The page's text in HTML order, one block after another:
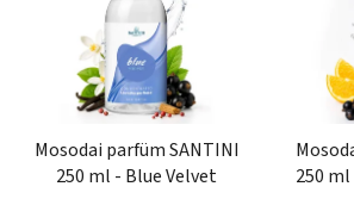
Mosodai parfüm SANTINI
250 ml - Blue Velvet
250